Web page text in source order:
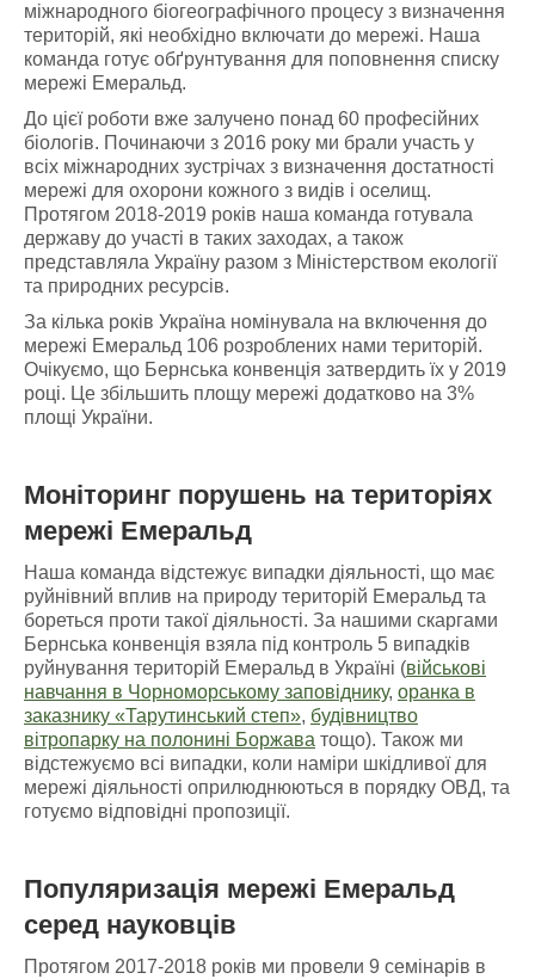
міжнародного біогеографічного процесу з визначення
територій, які необхідно включати до мережі. Наша
команда готує обґрунтування для поповнення списку
мережі Емеральд.
До цієї роботи вже залучено понад 60 професійних
біологів. Починаючи з 2016 року ми брали участь у
всіх міжнародних зустрічах з визначення достатності
мережі для охорони кожного з видів і оселищ.
Протягом 2018-2019 років наша команда готувала
державу до участі в таких заходах, а також
представляла Україну разом з Міністерством екології
та природних ресурсів.
За кілька років Україна номінувала на включення до
мережі Емеральд 106 розроблених нами територій.
Очікуємо, що Бернська конвенція затвердить їх у 2019
році. Це збільшить площу мережі додатково на 3%
площі України.
Моніторинг порушень натериторіях
мережі Емеральд
Наша команда відстежує випадки діяльності, що має
руйнівний вплив на природу територій Емеральд та
бореться проти такої діяльності. За нашими скаргами
Бернська конвенція взяла під контроль 5 випадків
руйнування територій Емеральд в Україні (військові
навчання в Чорноморському заповіднику, оранка в
заказнику «Тарутинський степ», будівництво
вітропарку на полонині Боржава тощо). Також ми
відстежуємо всі випадки, коли наміри шкідливої для
мережі діяльності оприлюднюються в порядку ОВД, та
готуємо відповідні пропозиції.
Популяризація мережі Емеральд
серед науковців
Протягом 2017-2018 років ми провели 9 семінарів в